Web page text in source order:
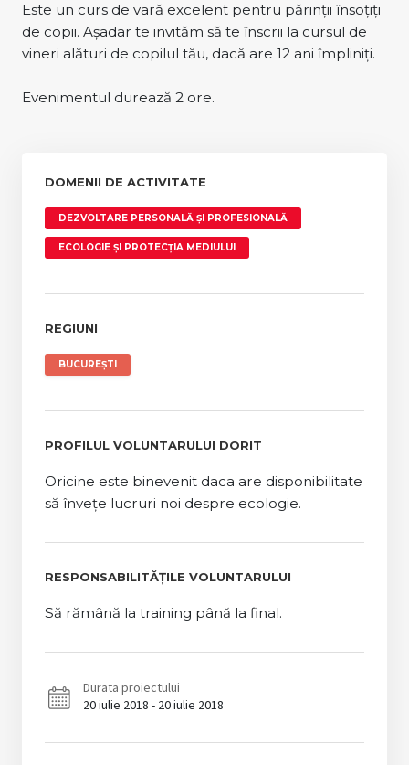
Este un curs de vară excelent pentru părinții însoțiți
de copii. Așadar te invităm să te înscrii la cursul de
vineri alături de copilul tău, dacă are 12 ani împliniți.
Evenimentul durează 2 ore.
DOMENII DE ACTIVITATE
DEZVOLTARE PERSONALĂ ȘI PROFESIONALĂ
ECOLOGIE ȘI PROTECȚIA MEDIULUI
REGIUNI
BUCUREȘTI
PROFILUL VOLUNTARULUI DORIT
Oricine este binevenit daca are disponibilitate
să învețe lucruri noi despre ecologie.
RESPONSABILITĂȚILE VOLUNTARULUI
Să rămână la training până la final.
Durata proiectului
20 iulie 2018 - 20 iulie 2018